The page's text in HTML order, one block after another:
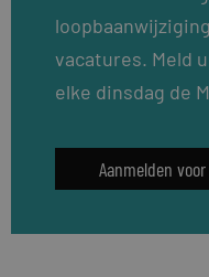
vacatures. Meld
elke dinsdag de
Aanmelden